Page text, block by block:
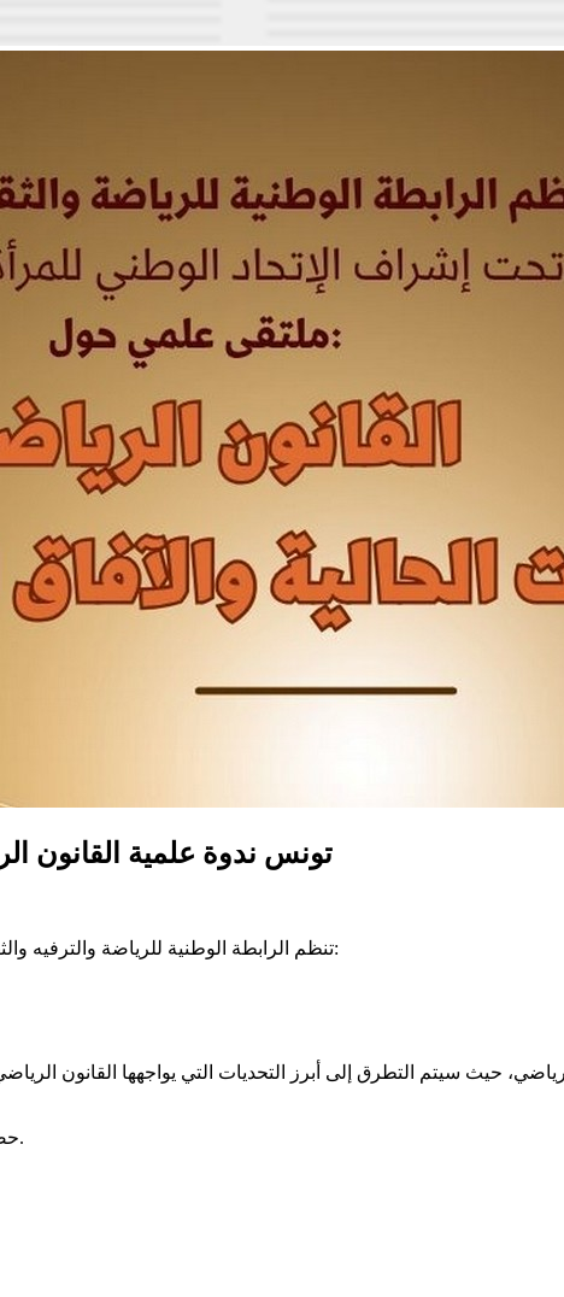
تونس ندوة علمية القانون
تنظم الرابطة الوطنية للرياضة والترفيه والثقافة، تحت إشراف الاتحاد الوطني للمرأة التونسية، ندوة علمية بعنوان:
حضوركم يثري النقاش ويساهم في إنجاح هذا الموعد العلمي الهام.